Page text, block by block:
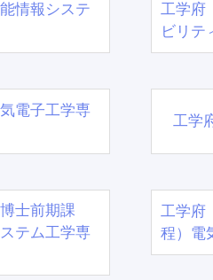
情報システ
工学府
ビリテ
電子工学専
工学
士前期課
テム工学専
工学
程）電